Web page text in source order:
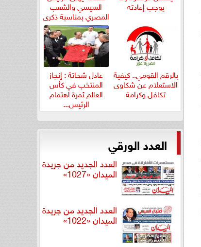
يوجب إعادته السيسي والشعب
المصري بمناسبة ذكرى
ثورة...
بالرقم القومي.. كيفية
الاستعلام عن شكاوى
تكافل وكرامة
عادل شحاتة : إنجاز
المنتخب في كأس
العالم ثمرة اهتمام
الرئيس...
العدد الورقي
العدد الجديد من جريدة
الميدان «1027»
العدد الجديد من جريدة
الميدان «1022»